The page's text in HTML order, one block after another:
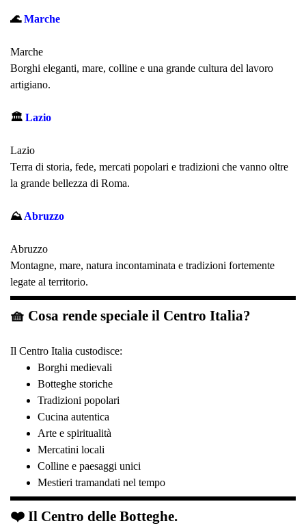
🌊Marche
Marche
Borghi eleganti, mare, colline e una grande cultura del lavoro
artigiano.
🏛 Lazio
Lazio
Terra di storia, fede, mercati popolari e tradizioni che vanno oltre
la grande bellezza di Roma.
⛰ Abruzzo
Abruzzo
Montagne, mare, natura incontaminata e tradizioni fortemente
legate al territorio.
🧺 Cosa rende speciale il Centro Italia?
Il Centro Italia custodisce:
Borghi medievali
Botteghe storiche
Tradizioni popolari
Cucina autentica
Arte e spiritualità
Mercatini locali
Colline e paesaggi unici
Mestieri tramandati nel tempo
❤️ Il Centro delle Botteghe.